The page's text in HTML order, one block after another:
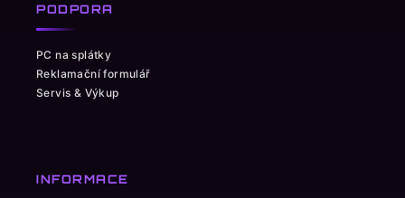
PODPORA
PC na splátky
Reklamační formulář
Servis & Výkup
INFORMACE